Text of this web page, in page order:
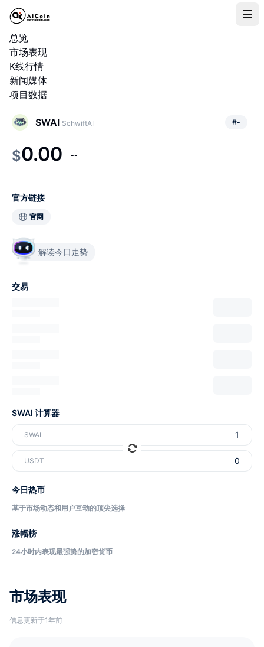
总览
市场表现
K线行情
新闻媒体
项目数据
市场表现
信息更新于1年前
SWAI SchwiftAI #-
$0.00 --
官方链接
官网
解读今日走势
交易
SWAI 计算器
SWAI
USDT
今日热币
基于市场动态和用户互动的顶尖选择
涨幅榜
24小时内表现最强势的加密货币